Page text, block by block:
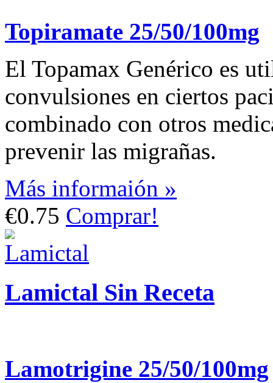
Topiramate 25/50/100mg
El Topamax Genérico es
convulsiones en ciertos
combinado con otros
prevenir las migrañas.
Más informaión »
€0.75 Comprar!
Lamictal Sin Receta
Lamotrigine 25/50/100mg